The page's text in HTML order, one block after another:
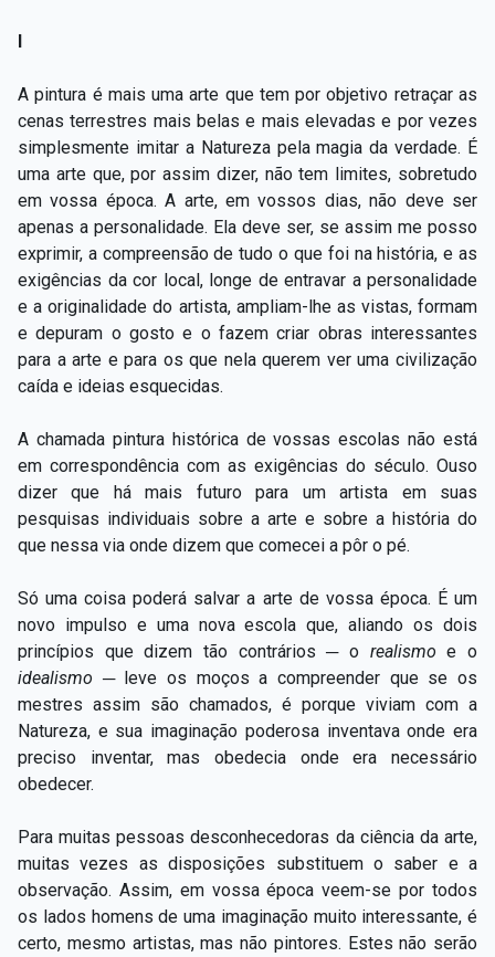
I
A pintura é mais uma arte que tem por objetivo retraçar as
cenas terrestres mais belas e mais elevadas e por vezes
simplesmente imitar a Natureza pela magia da verdade. É
uma arte que, por assim dizer, não tem limites, sobretudo
em vossa época. A arte, em vossos dias, não deve ser
apenas a personalidade. Ela deve ser, se assim me posso
exprimir, a compreensão de tudo o que foi na história, e as
exigências da cor local, longe de entravar a personalidade
e a originalidade do artista, ampliam-lhe as vistas, formam
e depuram o gosto e o fazem criar obras interessantes
para a arte e para os que nela querem ver uma civilização
caída e ideias esquecidas.
A chamada pintura histórica de vossas escolas não está
em correspondência com as exigências do século. Ouso
dizer que há mais futuro para um artista em suas
pesquisas individuais sobre a arte e sobre a história do
que nessa via onde dizem que comecei a pôr o pé.
Só uma coisa poderá salvar a arte de vossa época. É um
novo impulso e uma nova escola que, aliando os dois
princípios que dizem tão contrários ─ o realismoe o
idealismo ─ leve os moços a compreender que se os
mestres assim são chamados, é porque viviam com a
Natureza, e sua imaginação poderosa inventava onde era
preciso inventar, mas obedecia onde era necessário
obedecer.
Para muitas pessoas desconhecedoras da ciência da arte,
muitas vezes as disposições substituem o saber e a
observação. Assim, em vossa época veem-se por todos
os lados homens de uma imaginação muito interessante, é
certo, mesmo artistas, mas não pintores. Estes não serão